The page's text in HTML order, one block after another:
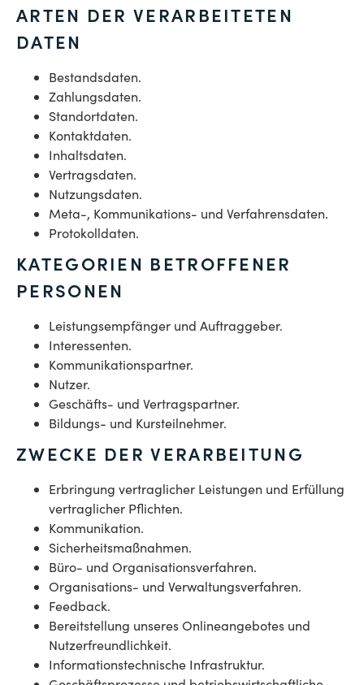
ARTEN DER VERARBEITETEN
DATEN
Bestandsdaten.
Zahlungsdaten.
Standortdaten.
Kontaktdaten.
Inhaltsdaten.
Vertragsdaten.
Nutzungsdaten.
Meta-, Kommunikations- und Verfahrensdaten.
Protokolldaten.
KATEGORIEN BETROFFENER
PERSONEN
Leistungsempfänger und Auftraggeber.
Interessenten.
Kommunikationspartner.
Nutzer.
Geschäfts- und Vertragspartner.
Bildungs- und Kursteilnehmer.
ZWECKE DER VERARBEITUNG
Erbringung vertraglicher Leistungen und Erfüllung
vertraglicher Pflichten.
Kommunikation.
Sicherheitsmaßnahmen.
Büro- und Organisationsverfahren.
Organisations- und Verwaltungsverfahren.
Feedback.
Bereitstellung unseres Onlineangebotes und
Nutzerfreundlichkeit.
Informationstechnische Infrastruktur.